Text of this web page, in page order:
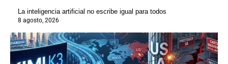
La inteligencia artificial no escribe igual para todos
8 agosto, 2026